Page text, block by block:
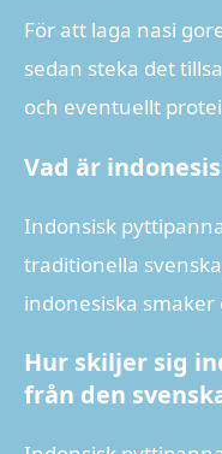
För att laga nasi
sedan steka det
och eventuellt
Vad är
Indonsisk
traditionella
indonesiska smaker
Hur skiljer sig
från den